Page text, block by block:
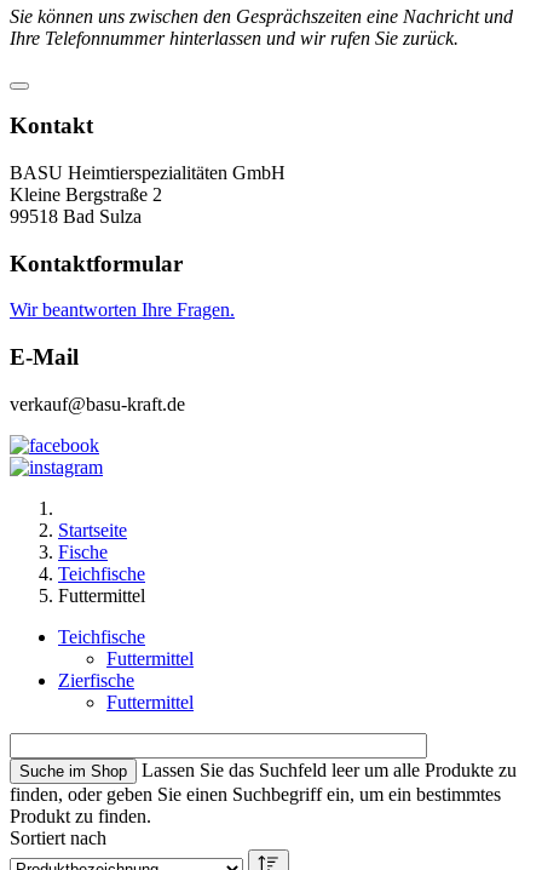
Sie können uns zwischen den Gesprächszeiten eine Nachricht und
Ihre Telefonnummer hinterlassen und wir rufen Sie zurück.
Kontakt
BASU Heimtierspezialitäten GmbH
Kleine Bergstraße 2
99518 Bad Sulza
Kontaktformular
Wir beantworten Ihre Fragen.
E-Mail
verkauf@basu-kraft.de
Startseite
Fische
Teichfische
Futtermittel
Teichfische
Futtermittel
Zierfische
Futtermittel
Lassen Sie das Suchfeld leer um alle Produkte zu
finden, oder geben Sie einen Suchbegriff ein, um ein bestimmtes
Produkt zu finden.
Sortiert nach